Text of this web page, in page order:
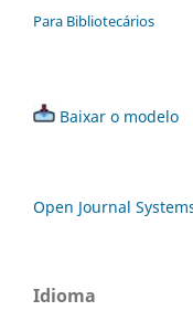
Para Bibliotecários
Baixar o modelo
Open Journal
Idioma